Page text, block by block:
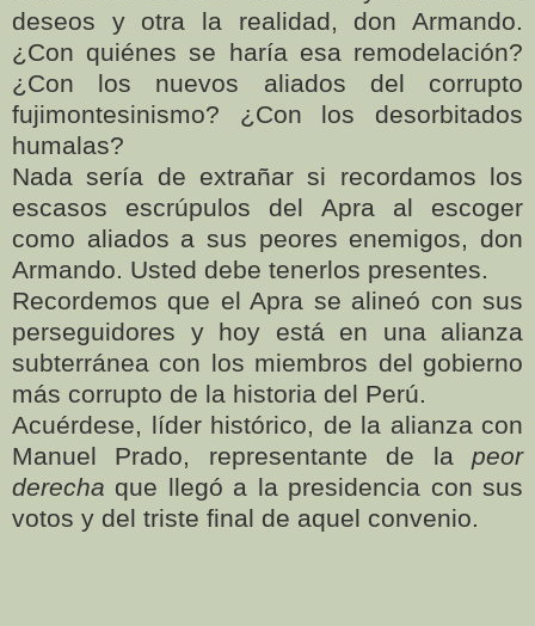
deseos y otra la realidad, don Armando.
¿Con quiénes se haría esa remodelación?
¿Con los nuevos aliados del corrupto
fujimontesinismo? ¿Con los desorbitados
humalas?
Nada sería de extrañar si recordamos los
escasos escrúpulos del Apra al escoger
como aliados a sus peores enemigos, don
Armando. Usted debe tenerlos presentes.
Recordemos que el Apra se alineó con sus
perseguidores y hoy está en una alianza
subterránea con los miembros del gobierno
más corrupto de la historia del Perú.
Acuérdese, líder histórico, de la alianza con
Manuel Prado, representante de la peor
derecha que llegó a la presidencia con sus
votos y del triste final de aquel convenio.